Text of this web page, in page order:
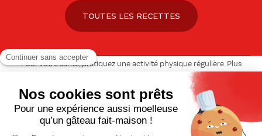
TOUTES LES RECETTES
Pour votre santé, pratiquez une activité physique régulière. Plus
www.mangerbouger.fr